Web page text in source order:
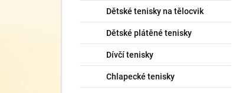
Dětské tenisky na tělocvik
Dětské plátěné tenisky
Dívčí tenisky
Chlapecké tenisky